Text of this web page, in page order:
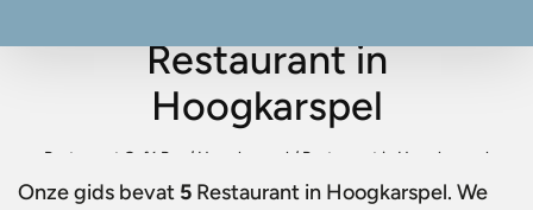
Restaurant in
Hoogkarspel
Restaurant Café Bar / Hoogkarspel / Restaurant in Hoogkarspel
Onze gids bevat 5 Restaurant in Hoogkarspel. We